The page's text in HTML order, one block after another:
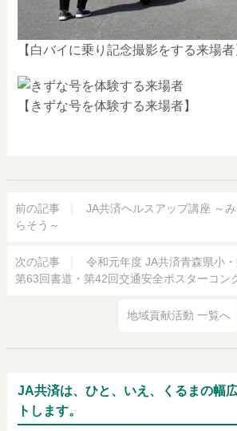
【白バイに乗り記念撮影をする来場者
【きずな号を体験する来場者】
前の記事
JA共済ヘルスアップ講座 ～
らそう～
次の記事
令和元年度 JA共済青森県小
第63回書道・第42回交通安全ポスターコン
地域貢献活動 一覧へ
JA共済は、ひと、いえ、くるまの幅
トします。